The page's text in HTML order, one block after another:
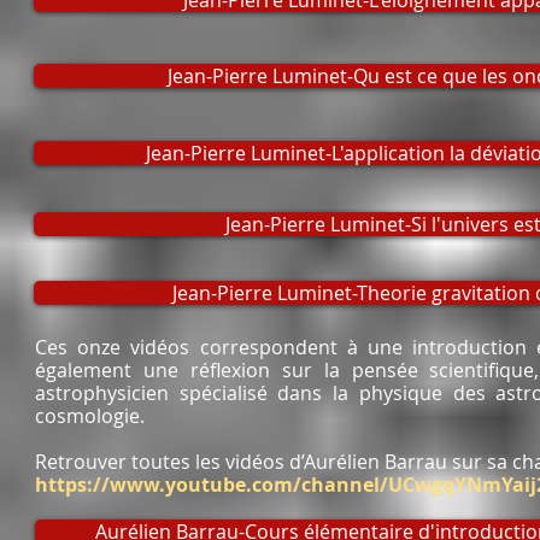
Ces onze vidéos correspondent à une introduction
également une réflexion sur la pensée
astrophysicien spécialisé dans la physique des
cosmologie.
Retrouver toutes les vidéos d’Aurélien Barrau sur sa
https://www.youtube.com/channel/
Aurélien Barrau-Cours élémentaire
Jean-Pierre Luminet-Qu est ce que les
Jean-Pierre Luminet-L'application la
Jean-Pierre Luminet-Si l'univers
Jean-Pierre Luminet-Theorie